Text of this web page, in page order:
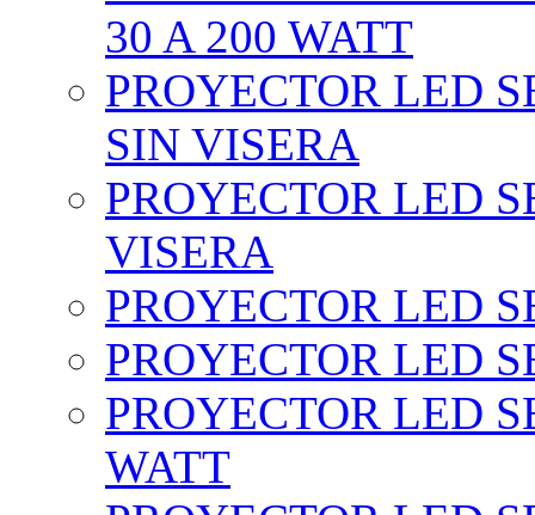
30 A 200 WATT
PROYECTOR LED
SIN VISERA
PROYECTOR LED
VISERA
PROYECTOR LED
PROYECTOR LED
PROYECTOR LED
WATT